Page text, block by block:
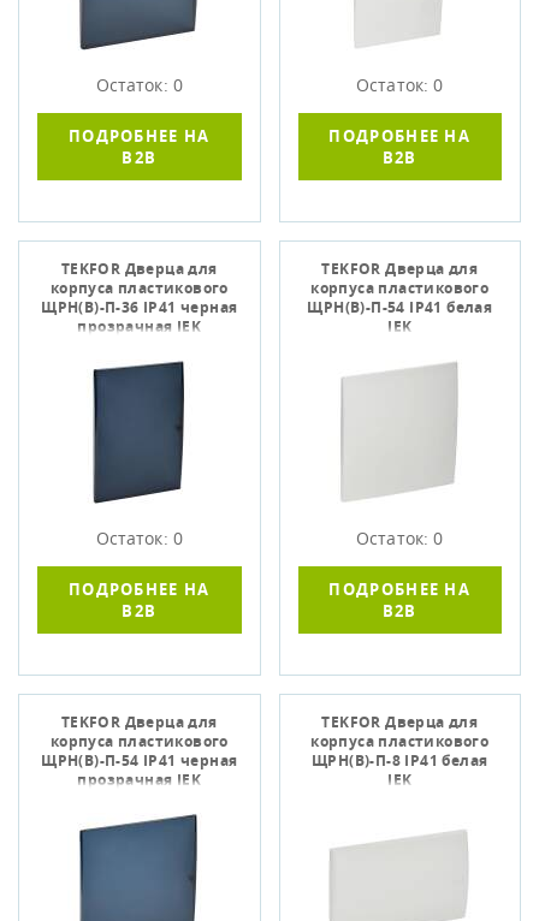
Остаток: 0
ПОДРОБНЕЕ НА
B2B
Остаток: 0
ПОДРОБНЕЕ НА
B2B
TEKFOR Дверца для
корпуса пластикового
ЩРН(В)-П-36 IP41 черная
прозрачная IEK
Остаток: 0
ПОДРОБНЕЕ НА
B2B
TEKFOR Дверца для
корпуса пластикового
ЩРН(В)-П-54 IP41 белая
IEK
Остаток: 0
ПОДРОБНЕЕ НА
B2B
TEKFOR Дверца для
корпуса пластикового
ЩРН(В)-П-54 IP41 черная
прозрачная IEK
TEKFOR Дверца для
корпуса пластикового
ЩРН(В)-П-8 IP41 белая
IEK